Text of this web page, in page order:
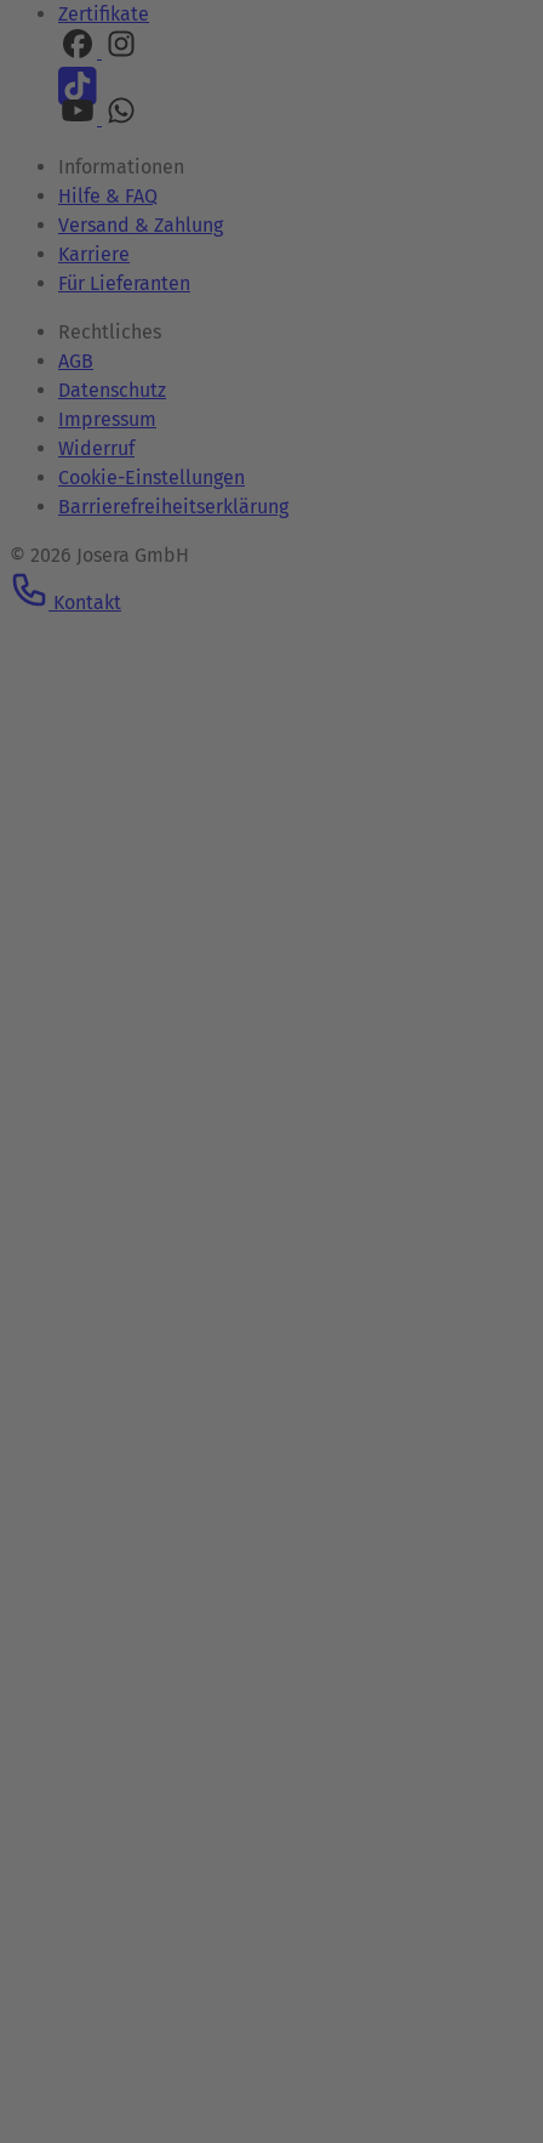
Zertifikate
Informationen
Hilfe & FAQ
Versand & Zahlung
Karriere
Für Lieferanten
Rechtliches
AGB
Datenschutz
Impressum
Widerruf
Cookie-Einstellungen
Barrierefreiheitserklärung
© 2026 Josera GmbH
Kontakt